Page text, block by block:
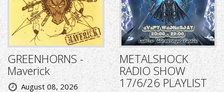
GREENHORNS -
Maverick
August 08, 2026
METALSHOCK
RADIO SHOW
17/6/26 PLAYLIST